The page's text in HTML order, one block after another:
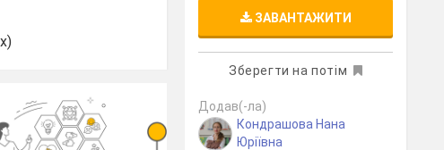
ЗАВАНТАЖИТИ
Зберегти на потім
Додав(-ла)
Кондрашова Нана
Юріївна